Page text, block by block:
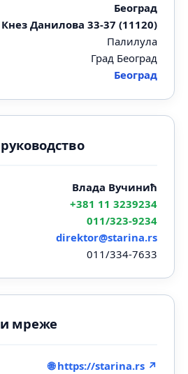
Београд
Кнез Данилова 33-37 (11120)
Палилула
Град Београд
Београд
Влада Вучинић
+381 11 3239234
011/323-9234
direktor@starina.rs
011/334-7633
мреже
🌐 https://starina.rs ↗